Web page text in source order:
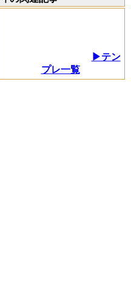
▶テン
プレ一覧